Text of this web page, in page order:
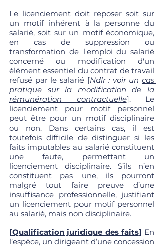
Le licenciement doit reposer soit sur
un motif inhérent à la personne du
salarié, soit sur un motif économique,
en cas de suppression ou
transformation de l'emploi du salarié
concerné ou modification d'un
élément essentiel du contrat de travail
refusé par le salarié [Ndlr : voir un cas
pratique sur la modification de la
rémunération contractuelle]. Le
licenciement pour motif personnel
peut être pour un motif disciplinaire
ou non. Dans certains cas, il est
toutefois difficile de distinguer si les
faits imputables au salarié constituent
une faute, permettant un
licenciement disciplinaire. S’ils n’en
constituent pas une, ils pourront
malgré tout faire preuve d’une
insuffisance professionnelle, justifiant
un licenciement pour motif personnel
au salarié, mais non disciplinaire.
[Qualification juridique des faits] En
l’espèce, un dirigeant d’une concession